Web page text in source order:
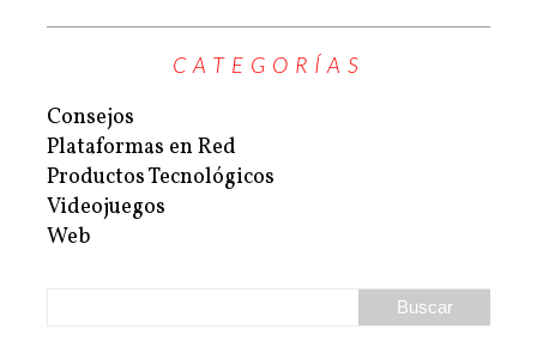
CATEGORÍAS
Consejos
Plataformas en Red
Productos Tecnológicos
Videojuegos
Web